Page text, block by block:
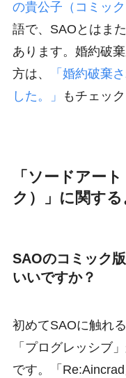
の貴公子（コミック
語で、SAOとはま
あります。婚約破
方は、
「婚約破棄
した。」
もチェッ
「ソードアー
ク）」に関す
SAOのコミック
いいですか？
初めてSAOに触れ
「プログレッシブ
です。「